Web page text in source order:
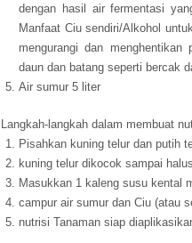
dengan hasil air fermentasi
Manfaat Ciu sendiri/Alkohol
mengurangi dan menghentikan
daun dan batang seperti bercak
Air sumur 5 liter
Langkah-langkah dalam membuat
Pisahkan kuning telur dan putih
kuning telur dikocok sampai
Masukkan 1 kaleng susu kental
campur air sumur dan Ciu (atau
nutrisi Tanaman siap